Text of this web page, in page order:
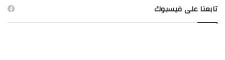
تابعنا على فيسبوك